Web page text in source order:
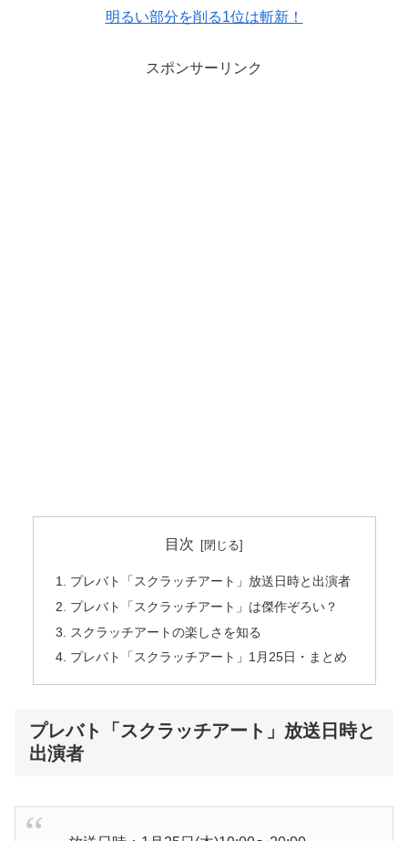
明るい部分を削る1位は斬新！
スポンサーリンク
目次
プレバト「スクラッチアート」放送日時と出演者
プレバト「スクラッチアート」は傑作ぞろい？
スクラッチアートの楽しさを知る
プレバト「スクラッチアート」1月25日・まとめ
プレバト「スクラッチアート」放送日時と
出演者